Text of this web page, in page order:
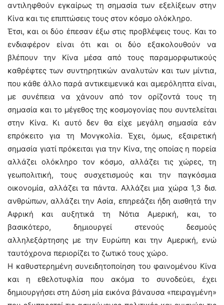
αντιληφθούν εγκαίρως τη σημασία των εξελίξεων στην
Κίνα και τις επιπτώσεις τους στον κόσμο ολόκληρο.
Έτσι, και οι δύο έπεσαν έξω στις προβλέψεις τους. Και το
ενδιαφέρον είναι ότι και οι δύο εξακολουθούν να
βλέπουν την Κίνα μέσα από τους παραμορφωτικούς
καθρέφτες των συντηρητικών αναλυτών και των μίντια,
που κάθε άλλο παρά αντικειμενικά και αμερόληπτα είναι,
με συνέπεια να χάνουν από τον ορίζοντά τους τη
σημασία και το μέγεθος της κοσμογονίας που συντελείται
στην Κίνα. Κι αυτό δεν θα είχε μεγάλη σημασία εάν
επρόκειτο για τη Μονγκολία. Έχει, όμως, εξαιρετική
σημασία γιατί πρόκειται για την Κίνα, της οποίας η πορεία
αλλάζει ολόκληρο τον κόσμο, αλλάζει τις χώρες, τη
γεωπολιτική, τους συσχετισμούς και την παγκόσμια
οικονομία, αλλάζει τα πάντα. Αλλάζει μια χώρα 1,3 δισ.
ανθρώπων, αλλάζει την Ασία, επηρεάζει ήδη αισθητά την
Αφρική και αυξητικά τη Νότια Αμερική, και, το
βασικότερο, δημιουργεί στενούς δεσμούς
αλληλεξάρτησης με την Ευρώπη και την Αμερική, ενώ
ταυτόχρονα περιορίζει το ζωτικό τους χώρο.
Η καθυστερημένη συνειδητοποίηση του φαινομένου Κίνα
και η εθελοτυφλία που ακόμα το συνοδεύει, έχει
δημιουργήσει στη Δύση μία εικόνα βάναυσα «πειραγμένη»